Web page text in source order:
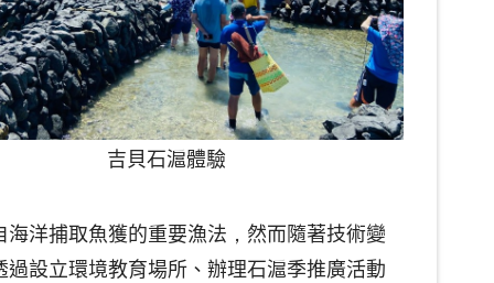
吉貝石滬體驗
洋捕取魚獲的重要漁法，然而隨著技術變
設立環境教育場所、辦理石滬季推廣活動